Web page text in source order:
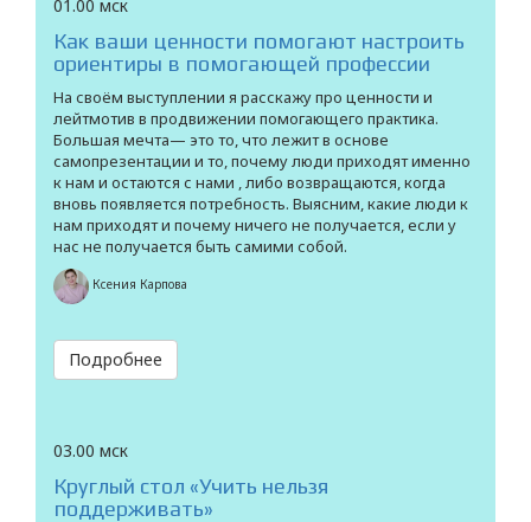
01.00 мск
Как ваши ценности помогают настроить
ориентиры в помогающей профессии
На своём выступлении я расскажу про ценности и
лейтмотив в продвижении помогающего практика.
Большая мечта— это то, что лежит в основе
самопрезентации и то, почему люди приходят именно
к нам и остаются с нами , либо возвращаются, когда
вновь появляется потребность. Выясним, какие люди к
нам приходят и почему ничего не получается, если у
нас не получается быть самими собой.
Ксения Карпова
Подробнее
03.00 мск
Круглый стол «Учить нельзя
поддерживать»